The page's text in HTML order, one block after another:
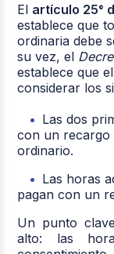
El artículo 25°
establece que
ordinaria debe
su vez, el
establece que
considerar los
Las dos
con un recargo
ordinario.
Las horas
pagan con un
Un punto
alto: las